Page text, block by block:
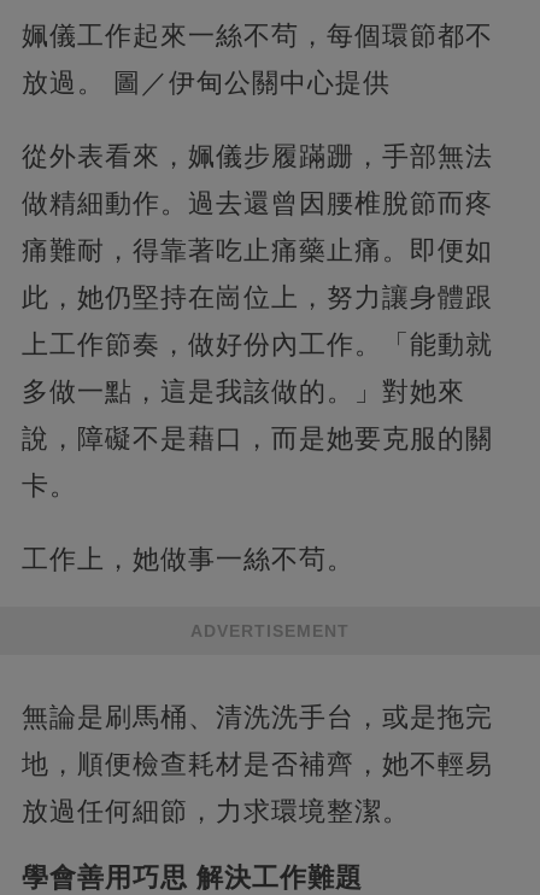
姵儀工作起來一絲不茍，每個環節都不
放過。 圖／伊甸公關中心提供
從外表看來，姵儀步履蹣跚，手部無法
做精細動作。過去還曾因腰椎脫節而疼
痛難耐，得靠著吃止痛藥止痛。即便如
此，她仍堅持在崗位上，努力讓身體跟
上工作節奏，做好份內工作。「能動就
多做一點，這是我該做的。」對她來
說，障礙不是藉口，而是她要克服的關
卡。
工作上，她做事一絲不茍。
ADVERTISEMENT
無論是刷馬桶、清洗洗手台，或是拖完
地，順便檢查耗材是否補齊，她不輕易
放過任何細節，力求環境整潔。
學會善用巧思 解決工作難題